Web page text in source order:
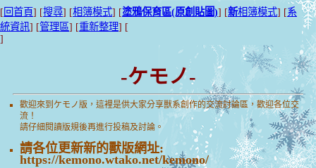
[ 回首頁] [搜尋] [相簿模式] [塗鴉保育區(原創貼圖)] [新相簿模式] [系
統資訊] [管理區] [重新整理] [
]
-ケモノ-
歡迎來到ケモノ版，這裡是供大家分享獸系創作的交流討論區，歡迎各位交
流！
請仔細閱讀版規後再進行投稿及討論。
請各位更新新的獸版網址:
https://kemono.wtako.net/kemono/